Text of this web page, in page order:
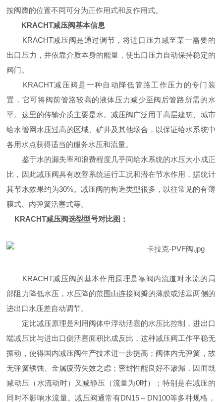
按阀瓣的位置不同可分为正作用式和反作用式。
KRACHT减压阀基本信息
KRACHT减压阀是通过调节，将进口压力减至某一需要的
出口压力，并依靠介质本身的能量，使出口压力自动保持稳定的
阀门。
KRACHT减压阀是一种自动降低管路工作压力的专门装
置，它可将阀前管路较高的液体压力减少至阀后管路所需的水
平。这里的传输介质主要是水。减压阀广泛用于高层建筑、城市
给水管网水压过高的区域、矿井及其他场合，以保证给水系统中
各用水点获得适当的服务水压和流量。
鉴于水的漏失率和浪费程度几乎同给水系统的水压大小成正
比，因此减压阀具有改善系统运行工况和潜在节水作用，据统计
其节水效果约为30%。减压阀的构造类型很多，以往常见的有薄
膜式、内弹簧活塞式等。
KRACHT减压阀选型型号对比图：
KRACHT减压阀的基本作用原理是靠阀内流道对水流的局
部阻力降低水压，水压降的范围由连接阀瓣的薄膜或活塞两侧的
进出口水压差自动调节。
定比减压原理是利用阀体中浮动活塞的水压比控制，进出口
端减压比与进出口侧活塞面积比成反比，这种减压阀工作平稳无
振动，使得国内减压阀生产技术进一步提高；阀体内无弹簧，故
无弹簧锈蚀、金属疲劳失效之虑；密封性能良好不渗漏，因而既
减动压（水流动时）又减静压（流量为0时）；特别是在减压的
同时不影响水流量。减压阀通常有DN15～DN100等多种规格，